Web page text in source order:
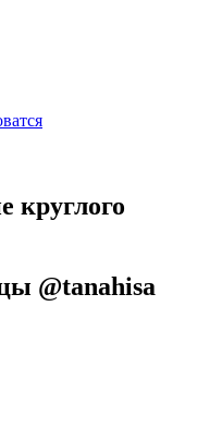
круглого
@tanahisa